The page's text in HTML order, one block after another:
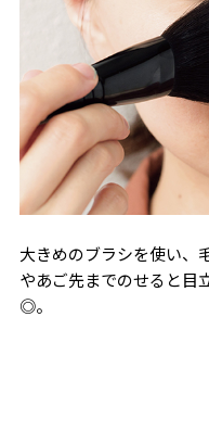
大きめのブラシを使い、
やあご先までのせると目
◎。